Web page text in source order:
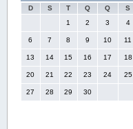
D S T Q Q S
1
2 3 4
6 7 8 9 10 11
13 14 15 16 17 18
20 21 22 23 24 25
27 28 29 30